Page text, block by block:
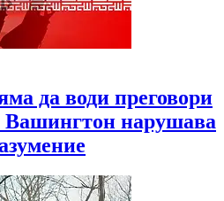
да води преговори
нарушава